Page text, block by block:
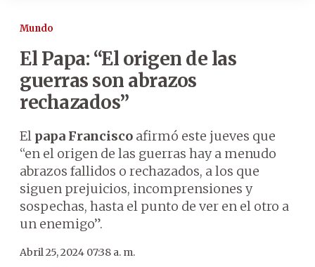
Mundo
El Papa: “El origen de las
guerras son abrazos
rechazados”
El papa Francisco afirmó este jueves que
“en el origen de las guerras hay a menudo
abrazos fallidos o rechazados, a los que
siguen prejuicios, incomprensiones y
sospechas, hasta el punto de ver en el otro a
un enemigo”.
Abril 25, 2024 07:38 a. m.